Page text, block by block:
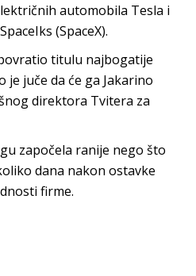
automobila Tesla i
(SpaceX).
titulu najbogatije
je juče da će ga Jakarino
direktora Tvitera za
započela ranije nego što
dana nakon ostavke
firme.